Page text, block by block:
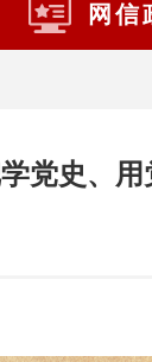
网信
党史、